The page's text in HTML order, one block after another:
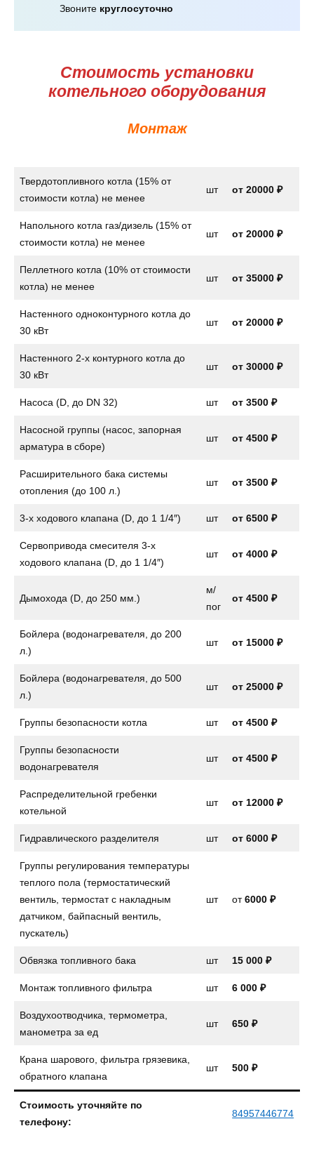
Звоните круглосуточно
Стоимость установки
котельного оборудования
Монтаж
Твердотопливного котла (15% от
стоимости котла) не менее
шт от 20000 ₽
Напольного котла газ/дизель (15% от
стоимости котла) не менее
шт от 20000 ₽
Пеллетного котла (10% от стоимости
котла) не менее
шт от 35000 ₽
Настенного одноконтурного котла до
30 кВт
шт от 20000 ₽
Настенного 2-х контурного котла до
30 кВт
шт от 30000 ₽
Насоса (D, до DN 32) шт от 3500 ₽
Насосной группы (насос, запорная
арматура в сборе)
шт от 4500 ₽
Расширительного бака системы
отопления (до 100 л.)
шт от 3500 ₽
3-х ходового клапана (D, до 1 1/4″) шт от 6500 ₽
Сервопривода смесителя 3-х
ходового клапана (D, до 1 1/4″)
шт от 4000 ₽
Дымохода (D, до 250 мм.)
м/
пог
от 4500 ₽
Бойлера (водонагревателя, до 200
л.)
шт от 15000 ₽
Бойлера (водонагревателя, до 500
л.)
шт от 25000 ₽
Группы безопасности котла шт от 4500 ₽
Группы безопасности
водонагревателя
шт от 4500 ₽
Распределительной гребенки
котельной
шт от 12000 ₽
Гидравлического разделителя шт от 6000 ₽
Группы регулирования температуры
теплого пола (термостатический
вентиль, термостат с накладным
датчиком, байпасный вентиль,
пускатель)
шт от6000 ₽
Обвязка топливного бака шт 15 000 ₽
Монтаж топливного фильтра шт 6 000 ₽
Воздухоотводчика, термометра,
манометра за ед
шт 650 ₽
Крана шарового, фильтра грязевика,
обратного клапана
шт 500 ₽
Стоимость уточняйте по
телефону:
84957446774